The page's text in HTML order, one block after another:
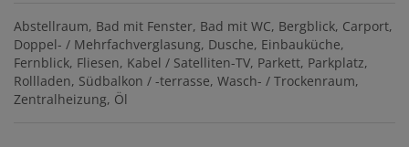
Abstellraum Bad mit Fenster Bad mit WC Bergblick Carport
Doppel- / Mehrfachverglasung Dusche Einbauküche
Fernblick Fliesen Kabel / Satelliten-TV Parkett Parkplatz
Rollladen Südbalkon / -terrasse Wasch- / Trockenraum
Zentralheizung Öl